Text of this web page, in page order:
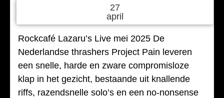
27
april
Rockcafé Lazaru’s Live mei 2025 De
Nederlandse thrashers Project Pain leveren
een snelle, harde en zware compromisloze
klap in het gezicht, bestaande uit knallende
riffs, razendsnelle solo’s en een no-nonsense